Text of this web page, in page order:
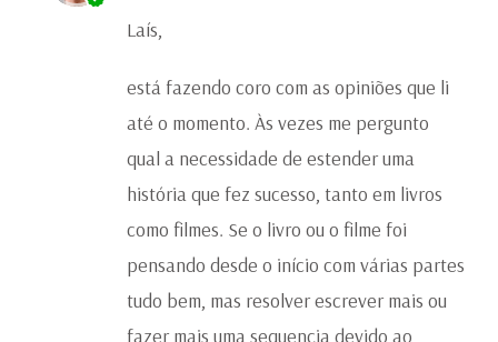
Laís,
está fazendo coro com as opiniões que li
até o momento. Às vezes me pergunto
qual a necessidade de estender uma
história que fez sucesso, tanto em livros
como filmes. Se o livro ou o filme foi
pensando desde o início com várias partes
tudo bem, mas resolver escrever mais ou
fazer mais uma sequencia devido ao